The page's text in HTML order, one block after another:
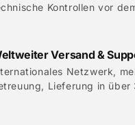
Kontrollen vor
Versand &
Netzwerk,
Lieferung in über